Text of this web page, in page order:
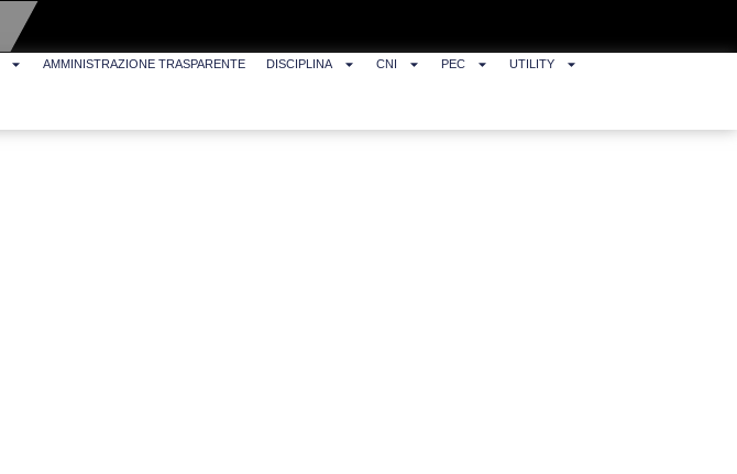
AMMINISTRAZIONE TRASPARENTE DISCIPLINA CNI PEC UTILITY